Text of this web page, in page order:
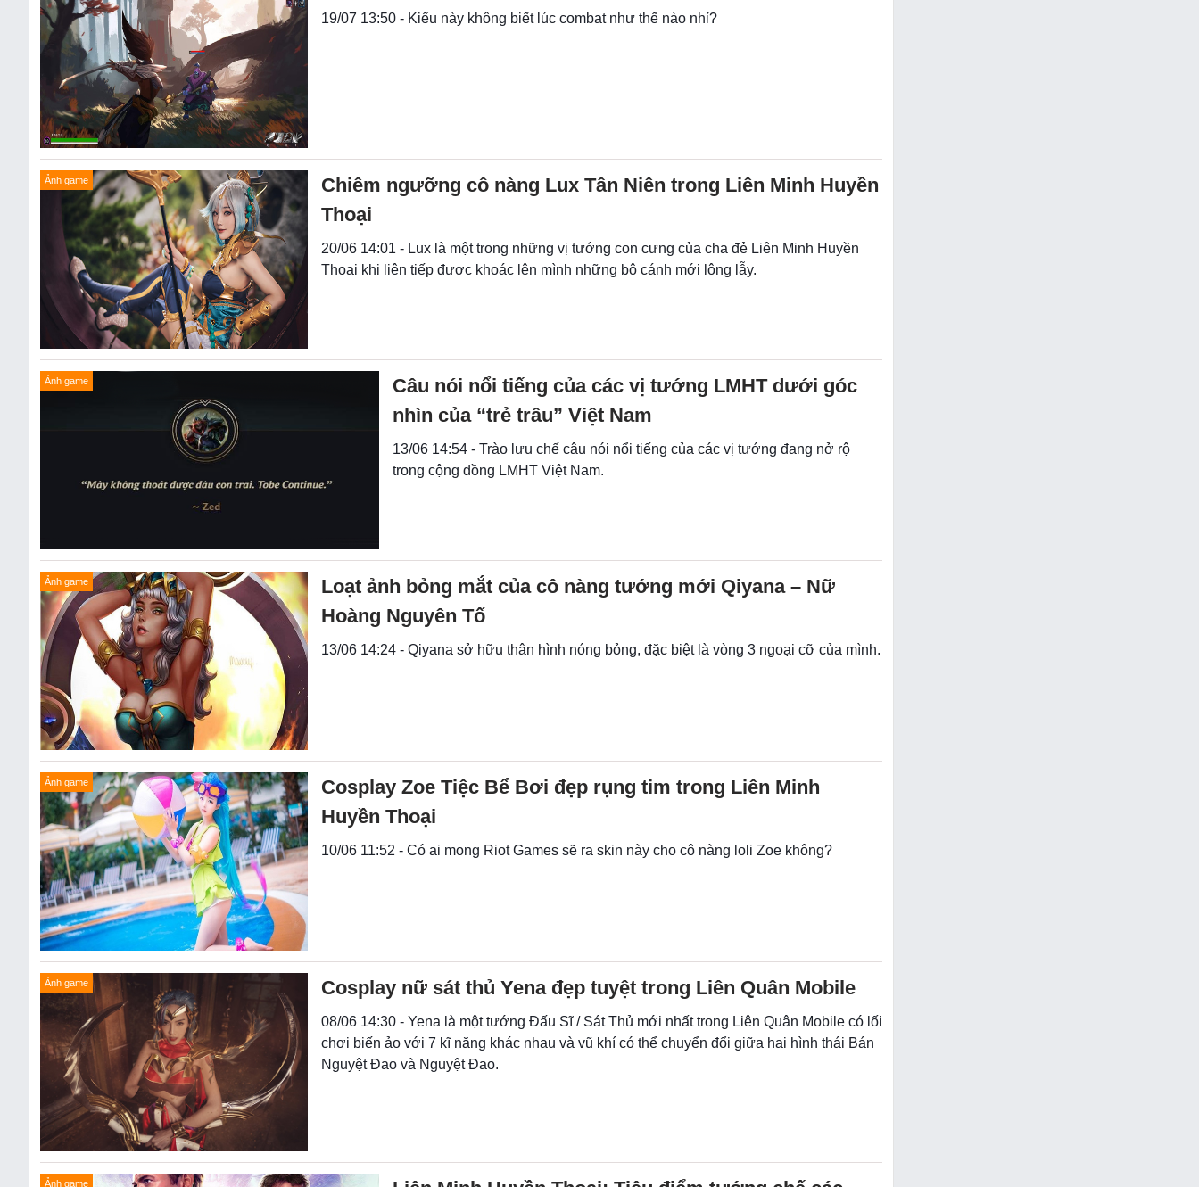
19/07 13:50 - Kiểu này không biết lúc combat như thế nào nhỉ?
Ảnh game
Chiêm ngưỡng cô nàng Lux Tân Niên trong Liên Minh Huyền
Thoại
20/06 14:01 - Lux là một trong những vị tướng con cưng của cha đẻ Liên Minh Huyền
Thoại khi liên tiếp được khoác lên mình những bộ cánh mới lộng lẫy.
Ảnh game
Câu nói nổi tiếng của các vị tướng LMHT dưới góc
nhìn của “trẻ trâu” Việt Nam
13/06 14:54 - Trào lưu chế câu nói nổi tiếng của các vị tướng đang nở rộ
trong cộng đồng LMHT Việt Nam.
Ảnh game
Loạt ảnh bỏng mắt của cô nàng tướng mới Qiyana – Nữ
Hoàng Nguyên Tố
13/06 14:24 - Qiyana sở hữu thân hình nóng bỏng, đặc biệt là vòng 3 ngoại cỡ của mình.
Ảnh game
Cosplay Zoe Tiệc Bể Bơi đẹp rụng tim trong Liên Minh
Huyền Thoại
10/06 11:52 - Có ai mong Riot Games sẽ ra skin này cho cô nàng loli Zoe không?
Ảnh game Cosplay nữ sát thủ Yena đẹp tuyệt trong Liên Quân Mobile
08/06 14:30 - Yena là một tướng Đấu Sĩ / Sát Thủ mới nhất trong Liên Quân Mobile có lối
chơi biến ảo với 7 kĩ năng khác nhau và vũ khí có thể chuyển đổi giữa hai hình thái Bán
Nguyệt Đao và Nguyệt Đao.
Ảnh game